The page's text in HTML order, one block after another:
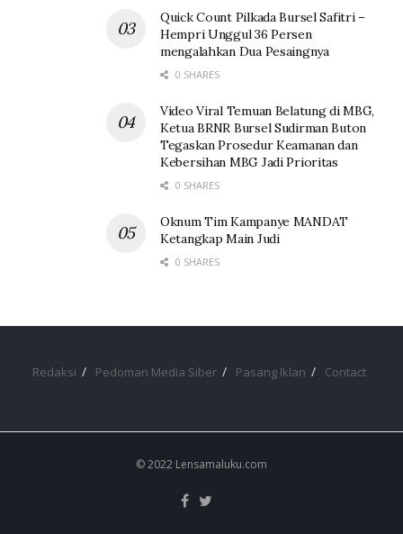
Quick Count Pilkada Bursel Safitri –
Hempri Unggul 36 Persen
mengalahkan Dua Pesaingnya
0 SHARES
Video Viral Temuan Belatung di MBG,
Ketua BRNR Bursel Sudirman Buton
Tegaskan Prosedur Keamanan dan
Kebersihan MBG Jadi Prioritas
0 SHARES
Oknum Tim Kampanye MANDAT
Ketangkap Main Judi
0 SHARES
Redaksi Pedoman Media Siber Pasang Iklan Contact
© 2022 Lensamaluku.com